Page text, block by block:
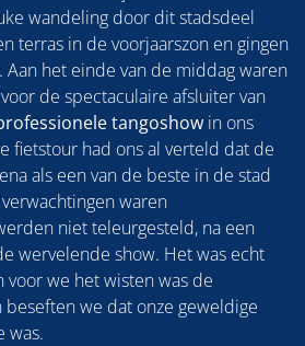
wandeling door dit stadsdeel
terras in de voorjaarszon en gingen
Aan het einde van de middag waren
de spectaculaire afsluiter van
tangoshow in ons
fietstour had ons al verteld dat de
als een van de beste in de stad
waren
niet teleurgesteld, na een
wervelende show. Het was echt
voor we het wisten was de
we dat onze geweldige
was.